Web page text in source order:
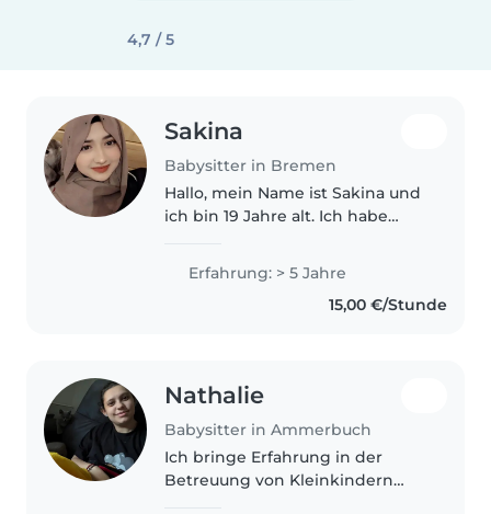
4,7 / 5
Sakina
Babysitter in Bremen
Hallo, mein Name ist Sakina und
ich bin 19 Jahre alt. Ich habe
die Ausbildung zur
sozialpädagogischen Assistentin
erfolgreich abgeschlossen. Mein
Erfahrung: > 5 Jahre
15,00 €/Stunde
Nathalie
Babysitter in Ammerbuch
Ich bringe Erfahrung in der
Betreuung von Kleinkindern